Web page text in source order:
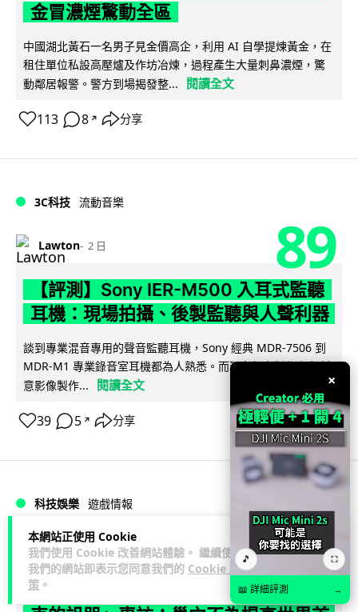
本網站正使用 Cookie
我們使用 Cookie 改善網站體驗。 繼續使用
我們的網站即表示您同意我們的 Cookie 政
策 。
金冒濃煙驚動全區
中國湖北黃石一名男子見金價高企，利用 AI 自學提煉黃金，在
租住單位私設高壓爐及作坊冶煉，過程產生大量刺鼻濃煙，驚
動鄰居報警。警方到場揭發整...
閱讀全文
113 8 ↗ 分享
3C科技 流動音樂
Lawton 2 日 89
【評測】Sony IER-M500 入耳式監聽
耳機：現場拍攝、後製監聽與人聲利器
談到專業混音專用的聲音監聽耳機，Sony 經典 MDR-7506 到
MDR-M1 專業錄音室耳機都為人熟悉。而現在舞台製作者與創
意影像製作...
閱讀全文
39 5 ↗ 分享
科技娛樂 遊戲情報
天恩 2 日
《魔獸世界：至暗之夜》12.1 「烏拉特
×
🎵 ⛶
📖 詳細評測 →